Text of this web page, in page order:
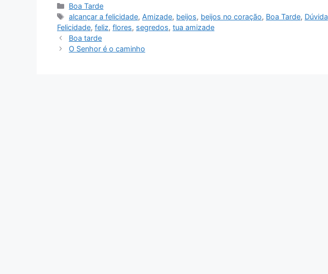
Categorias
Boa Tarde
Tags
alcançar a felicidade, Amizade, beijos, beijos no coração, Boa Tarde, Dúvida
Felicidade, feliz, flores, segredos, tua amizade
Boa tarde
O Senhor é o caminho